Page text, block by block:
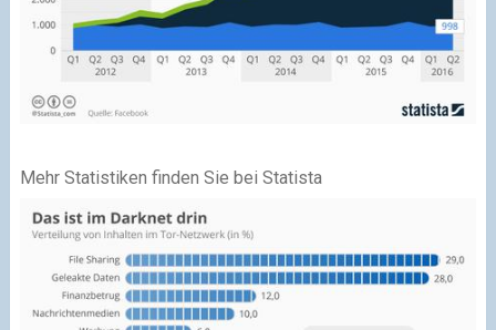
Mehr Statistiken finden Sie bei Statista